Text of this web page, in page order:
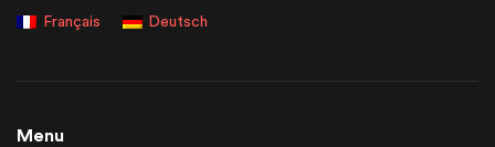
Français Deutsch
Menu